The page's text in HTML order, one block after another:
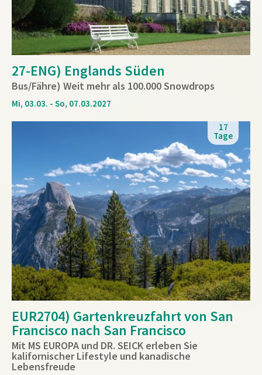
27-ENG) Englands Süden
Bus/Fähre) Weit mehr als 100.000 Snowdrops
Mi, 03.03. - So, 07.03.2027
17
Tage
EUR2704) Gartenkreuzfahrt von San
Francisco nach San Francisco
Mit MS EUROPA und DR. SEICK erleben Sie
kalifornischer Lifestyle und kanadische
Lebensfreude